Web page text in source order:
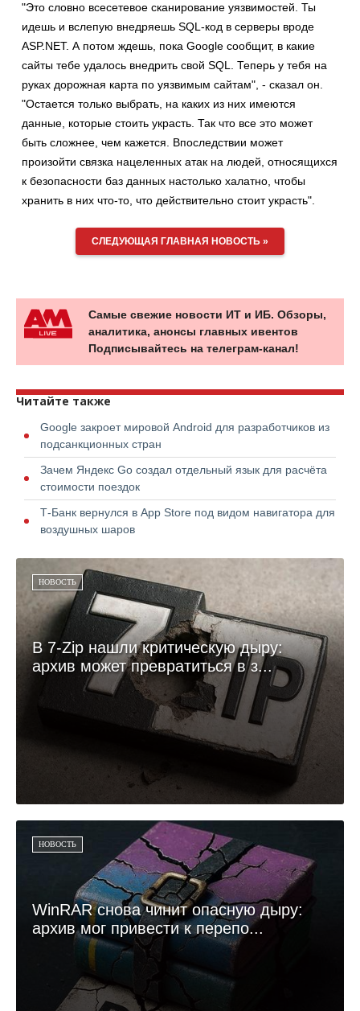
"Это словно всесетевое сканирование уязвимостей. Ты
идешь и вслепую внедряешь SQL-код в серверы вроде
ASP.NET. А потом ждешь, пока Google сообщит, в какие
сайты тебе удалось внедрить свой SQL. Теперь у тебя на
руках дорожная карта по уязвимым сайтам", - сказал он.
"Остается только выбрать, на каких из них имеются
данные, которые стоить украсть. Так что все это может
быть сложнее, чем кажется. Впоследствии может
произойти связка нацеленных атак на людей, относящихся
к безопасности баз данных настолько халатно, чтобы
хранить в них что-то, что действительно стоит украсть".
СЛЕДУЮЩАЯ ГЛАВНАЯ НОВОСТЬ »
Самые свежие новости ИТ и ИБ. Обзоры,
аналитика, анонсы главных ивентов
Подписывайтесь на телеграм-канал!
Читайте также
Google закроет мировой Android для разработчиков из
подсанкционных стран
Зачем Яндекс Go создал отдельный язык для расчёта
стоимости поездок
Т-Банк вернулся в App Store под видом навигатора для
воздушных шаров
НОВОСТЬ
В 7-Zip нашли критическую дыру:
архив может превратиться в з...
НОВОСТЬ
WinRAR снова чинит опасную дыру:
архив мог привести к перепо...